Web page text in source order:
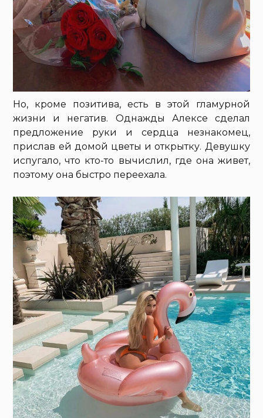
Но, кроме позитива, есть в этой гламурной
жизни и негатив. Однажды Алексе сделал
предложение руки и сердца незнакомец,
прислав ей домой цветы и открытку. Девушку
испугало, что кто-то вычислил, где она живет,
поэтому она быстро переехала.